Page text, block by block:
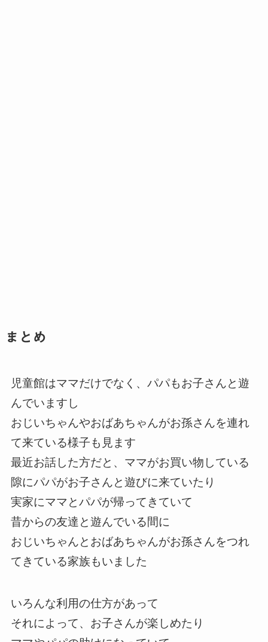
まとめ
児童館はママだけでなく、パパもお子さんと遊
んでいますし
おじいちゃんやおばあちゃんがお孫さんを連れ
て来ている様子も見ます
最近お話した方だと、ママがお買い物している
隙にパパがお子さんと遊びに来ていたり
実家にママとパパが帰ってきていて
昔からの友達と遊んでいる間に
おじいちゃんとおばあちゃんがお孫さんをつれ
てきている家族もいました
いろんな利用の仕方があって
それによって、お子さんが楽しめたり